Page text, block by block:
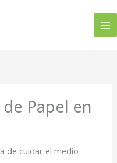
Papel en
de cuidar el medio